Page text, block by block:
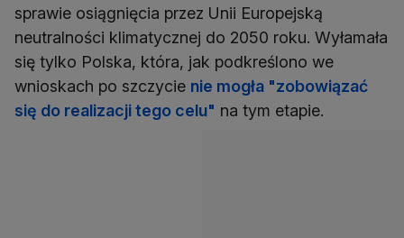
sprawie osiągnięcia przez Unii Europejską
neutralności klimatycznej do 2050 roku. Wyłamała
się tylko Polska, która, jak podkreślono we
wnioskach po szczycie nie mogła "zobowiązać
się do realizacji tego celu" na tym etapie.